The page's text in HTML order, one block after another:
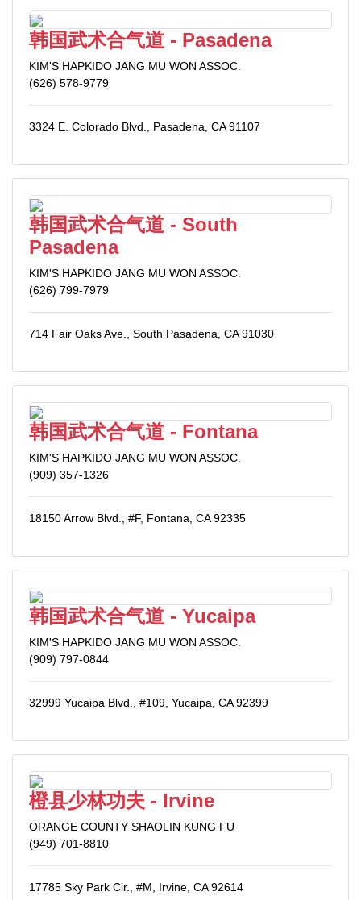
韩国武术合气道 - Pasadena
KIM'S HAPKIDO JANG MU WON ASSOC.
(626) 578-9779
3324 E. Colorado Blvd., Pasadena, CA 91107
韩国武术合气道 - South
Pasadena
KIM'S HAPKIDO JANG MU WON ASSOC.
(626) 799-7979
714 Fair Oaks Ave., South Pasadena, CA 91030
韩国武术合气道 - Fontana
KIM'S HAPKIDO JANG MU WON ASSOC.
(909) 357-1326
18150 Arrow Blvd., #F, Fontana, CA 92335
韩国武术合气道 - Yucaipa
KIM'S HAPKIDO JANG MU WON ASSOC.
(909) 797-0844
32999 Yucaipa Blvd., #109, Yucaipa, CA 92399
橙县少林功夫 - Irvine
ORANGE COUNTY SHAOLIN KUNG FU
(949) 701-8810
17785 Sky Park Cir., #M, Irvine, CA 92614